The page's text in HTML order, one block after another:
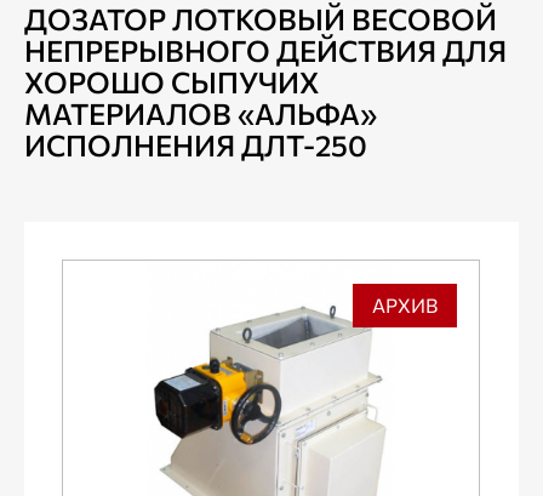
ДОЗАТОР ЛОТКОВЫЙ ВЕСОВОЙ
НЕПРЕРЫВНОГО ДЕЙСТВИЯ ДЛЯ
ХОРОШО СЫПУЧИХ
МАТЕРИАЛОВ «АЛЬФА»
ИСПОЛНЕНИЯ ДЛТ-250
АРХИВ